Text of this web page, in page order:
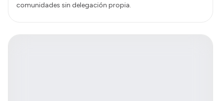
comunidades sin delegación propia.